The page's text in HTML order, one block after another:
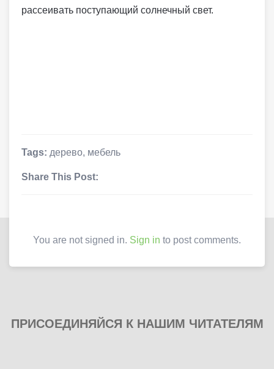
рассеивать поступающий солнечный свет.
Tags: дерево, мебель
Share This Post:
You are not signed in. Sign in to post comments.
ПРИСОЕДИНЯЙСЯ К НАШИМ ЧИТАТЕЛЯМ